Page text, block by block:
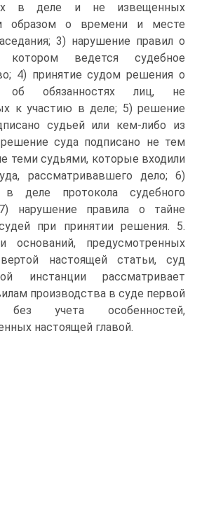
в деле и не извещенных
образом о времени и месте
3) нарушение правил о
ведется судебное
4) принятие судом решения о
обязанностях лиц, не
к участию в деле; 5) решение
судьей или кем-либо из
суда подписано не тем
теми судьями, которые входили
рассматривавшего дело; 6)
в деле протокола судебного
нарушение правила о тайне
при принятии решения. 5.
оснований, предусмотренных
настоящей статьи, суд
инстанции рассматривает
производства в суде первой
без учета особенностей,
настоящей главой.